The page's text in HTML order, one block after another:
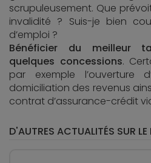
scrupuleusement. Que
invalidité ? Suis-je bien
d’emploi ?
Bénéficier du meilleur
quelques concessions.
par exemple l’ouverture
domiciliation des revenus
contrat d’assurance-crédit
D'AUTRES ACTUALITÉS SUR LE